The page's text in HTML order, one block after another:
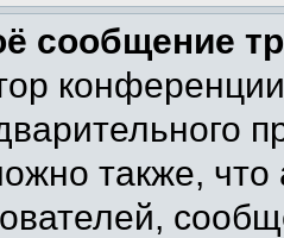
сообщение
также, что